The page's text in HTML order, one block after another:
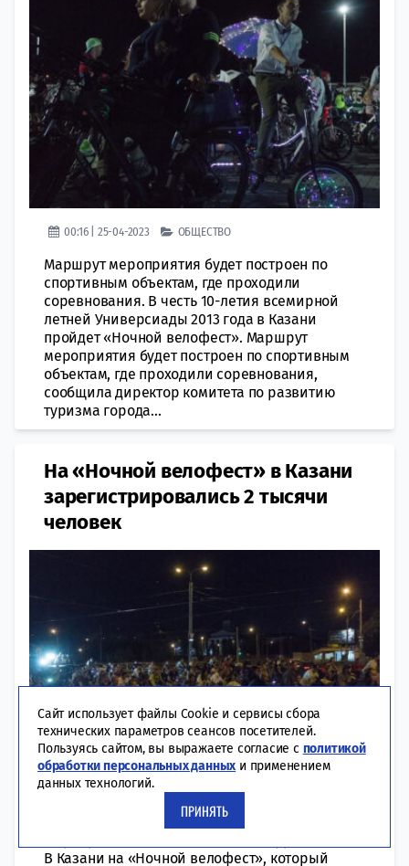
00:16 | 25-04-2023 ОБЩЕСТВО
Маршрут мероприятия будет построен по
спортивным объектам, где проходили
соревнования. В честь 10-летия всемирной
летней Универсиады 2013 года в Казани
пройдет «Ночной велофест». Маршрут
мероприятия будет построен по спортивным
объектам, где проходили соревнования,
сообщила директор комитета по развитию
туризма города...
На «Ночной велофест» в Казани
зарегистрировались 2 тысячи
человек
ОБЩЕСТВО
В Казани на «Ночной велофест», который
Сайт использует файлы Cookie и сервисы сбора
технических параметров сеансов посетителей.
Пользуясь сайтом, вы выражаете согласие с политикой
обработки персональных данных и применением
данных технологий.
ПРИНЯТЬ